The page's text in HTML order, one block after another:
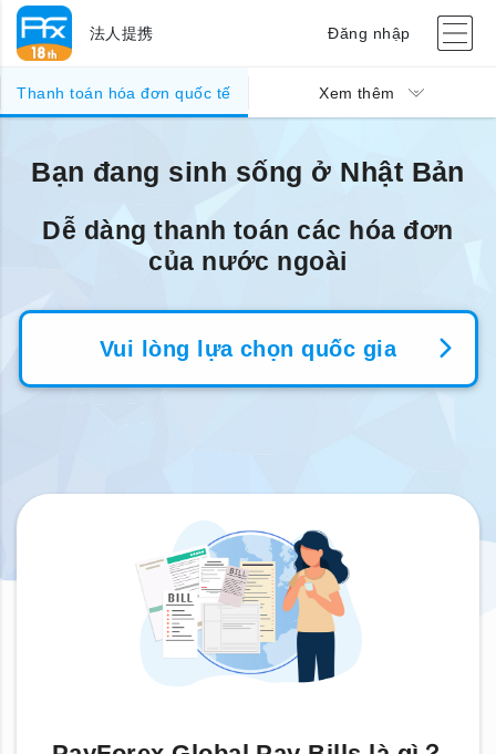
法人提携 Đăng nhập
Thanh toán hóa đơn quốc tế Xem thêm
Bạn đang sinh sống ở Nhật Bản
Dễ dàng thanh toán các hóa đơn
của nước ngoài
Vui lòng lựa chọn quốc gia